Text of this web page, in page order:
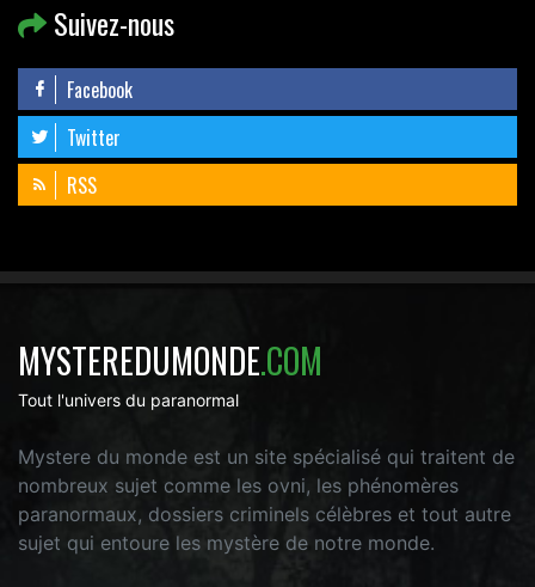
Suivez-nous
Facebook
Twitter
RSS
MYSTEREDUMONDE.COM
Tout l'univers du paranormal
Mystere du monde est un site spécialisé qui traitent de
nombreux sujet comme les ovni, les phénomères
paranormaux, dossiers criminels célèbres et tout autre
sujet qui entoure les mystère de notre monde.